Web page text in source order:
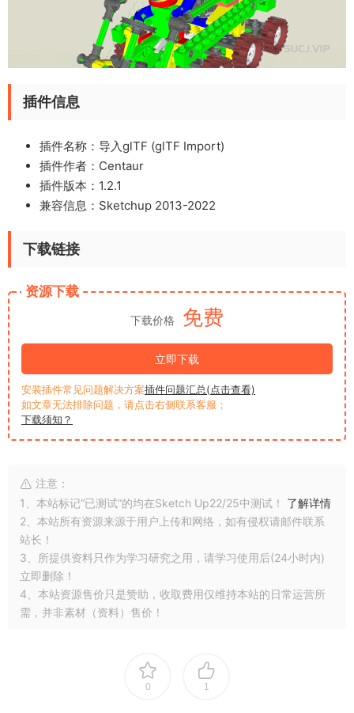
插件信息
插件名称：导入glTF (glTF Import)
插件作者：Centaur
插件版本：1.2.1
兼容信息：Sketchup 2013-2022
下载链接
资源下载
下载价格 免费
立即下载
安装插件常见问题解决方案插件问题汇总(点击查看)
如文章无法排除问题，请点击右侧联系客服；
下载须知？
注意：
1、本站标记“已测试”的均在Sketch Up22/25中测试！ 了解详情
2、本站所有资源来源于用户上传和网络，如有侵权请邮件联系
站长！
3、所提供资料只作为学习研究之用，请学习使用后(24小时内)
立即删除！
4、本站资源售价只是赞助，收取费用仅维持本站的日常运营所
需，并非素材（资料）售价！
0 1